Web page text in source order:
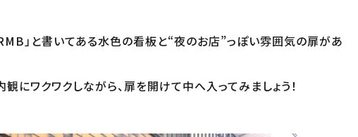
」と書いてある水色の看板と“夜のお店”っぽい雰囲気の扉があ
にワクワクしながら、扉を開けて中へ入ってみましょう！